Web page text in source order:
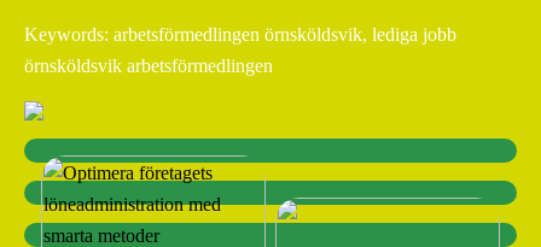
Keywords: arbetsförmedlingen örnsköldsvik, lediga jobb
örnsköldsvik arbetsförmedlingen